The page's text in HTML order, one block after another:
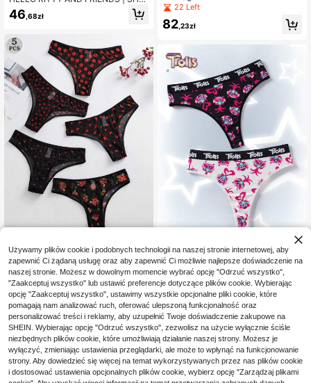
N Damskie urocze stringi z kontrast
owym wykończeniem i nadrukiem t
46 ,68zł
czkowych majtek z motywem serc
a i kwiatów, seksownych i wygodn
ych, uniwersalnych
11 Left
48,00zł
NDS | SHEIN 5 szt./opakowanie da
mskich trójkątnych majtek z nadruk
iem w kształcie kokardy, do codzie
22 Left
82 ,23zł
Fansphere
SHEIN Trolls Damskie wygodne, mi
ękkie majtki z nadrukiem na całej p
owierzchni i taśmą z literami
39,95zł
Używamy plików cookie i podobnych technologii na naszej stronie internetowej, aby
zapewnić Ci żądaną usługę oraz aby zapewnić Ci możliwie najlepsze doświadczenie na
naszej stronie. Możesz w dowolnym momencie wybrać opcję "Odrzuć wszystko",
"Zaakceptuj wszystko" lub ustawić preferencje dotyczące plików cookie. Wybierając
opcję "Zaakceptuj wszystko", ustawimy wszystkie opcjonalne pliki cookie, które
pomagają nam analizować ruch, oferować ulepszoną funkcjonalność oraz
personalizować treści i reklamy, aby uzupełnić Twoje doświadczenie zakupowe na
SHEIN. Wybierając opcję "Odrzuć wszystko", zezwolisz na użycie wyłącznie ściśle
niezbędnych plików cookie, które umożliwiają działanie naszej strony. Możesz je
wyłączyć, zmieniając ustawienia przeglądarki, ale może to wpłynąć na funkcjonowanie
strony. Aby dowiedzieć się więcej na temat wykorzystywanych przez nas plików cookie
i dostosować ustawienia opcjonalnych plików cookie, wybierz opcję "Zarządzaj plikami